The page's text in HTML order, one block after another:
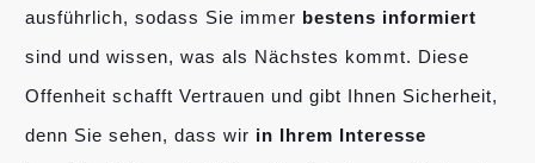
ausführlich, sodass Sie immer bestens informiert
sind und wissen, was als Nächstes kommt. Diese
Offenheit schafft Vertrauen und gibt Ihnen Sicherheit,
denn Sie sehen, dass wir in Ihrem Interesse